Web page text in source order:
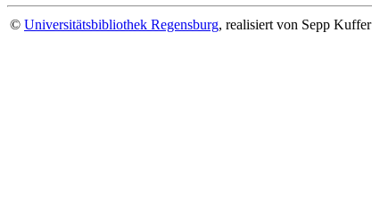
© Universitätsbibliothek Regensburg, realisiert von Sepp Kuffer